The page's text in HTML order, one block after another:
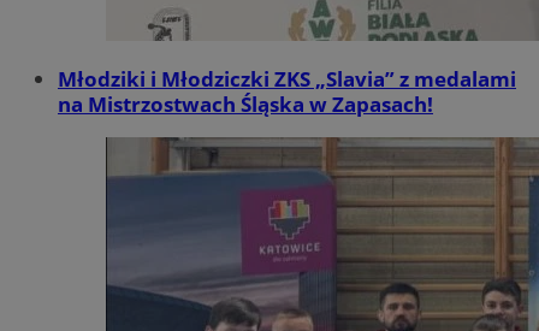
Młodziki i Młodziczki ZKS „Slavia” z medalami
na Mistrzostwach Śląska w Zapasach!